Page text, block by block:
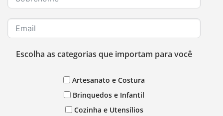
Escolha as categorias que importam para você
Artesanato e Costura
Brinquedos e Infantil
Cozinha e Utensílios